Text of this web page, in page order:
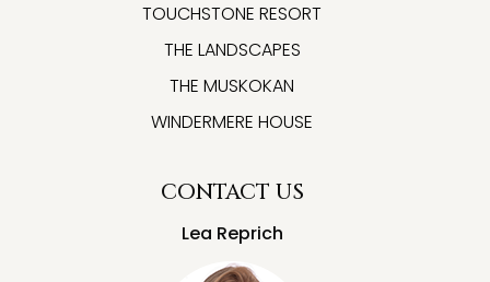
TOUCHSTONE RESORT
THE LANDSCAPES
THE MUSKOKAN
WINDERMERE HOUSE
CONTACT US
Lea Reprich